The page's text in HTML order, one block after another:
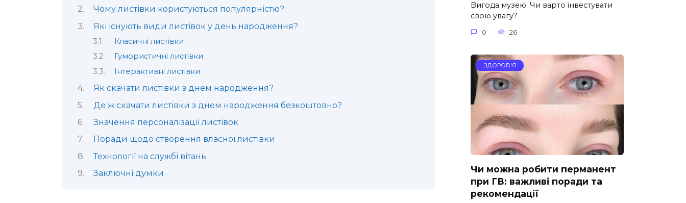
Чому листівки користуються популярністю?
Які існують види листівок у день народження?
Класичні листівки
Гумористичні листівки
Інтерактивні листівки
Як скачати листівки з днем народження?
Де ж скачати листівки з днем народження безкоштовно?
Значення персоналізації листівок
Поради щодо створення власної листівки
Технології на службі вітань
Заключні думки
Вигода музею: Чи варто інвестувати
свою увагу?
0 26
ЗДОРОВ'Я
Чи можна робити перманент
при ГВ: важливі поради та
рекомендації